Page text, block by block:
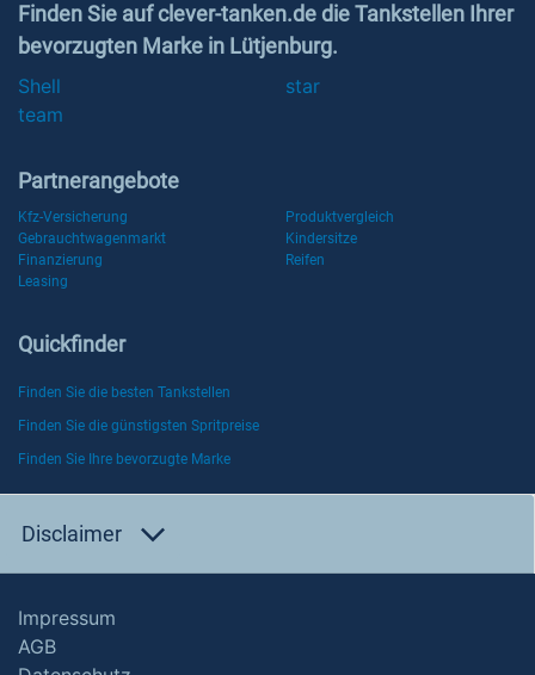
Finden Sie auf clever-tanken.de die Tankstellen Ihrer
bevorzugten Marke in Lütjenburg.
Shell
star
team
Partnerangebote
Kfz-Versicherung
Produktvergleich
Gebrauchtwagenmarkt
Kindersitze
Finanzierung
Reifen
Leasing
Quickfinder
Finden Sie die besten Tankstellen
Finden Sie die günstigsten Spritpreise
Finden Sie Ihre bevorzugte Marke
Disclaimer
Impressum
AGB